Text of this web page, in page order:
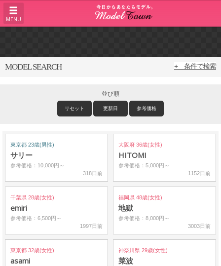
MENU
MODEL SEARCH + 条件で検索
並び順
リセット 更新日 参考価格
東京都 23歳(男性)
サリー
参考価格：10,000円～
318日前
大阪府 36歳(女性)
HITOMI
参考価格：5,000円～
1152日前
千葉県 28歳(女性)
emiri
参考価格：6,500円～
1997日前
福岡県 48歳(女性)
地獄
参考価格：8,000円～
3003日前
東京都 32歳(女性)
asami
神奈川県 29歳(女性)
菜波